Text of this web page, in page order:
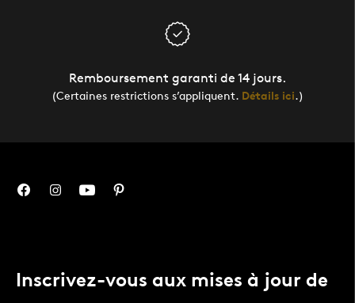
Remboursement garanti de 14 jours.
(Certaines restrictions s’appliquent. Détails ici.)
Inscrivez-vous aux mises à jour de